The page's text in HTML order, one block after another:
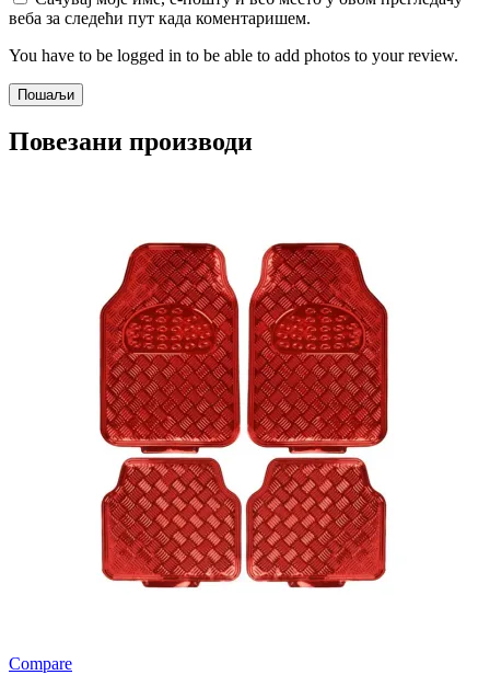
веба за следећи пут када коментаришем.
You have to be logged in to be able to add photos to your review.
Повезани производи
Compare